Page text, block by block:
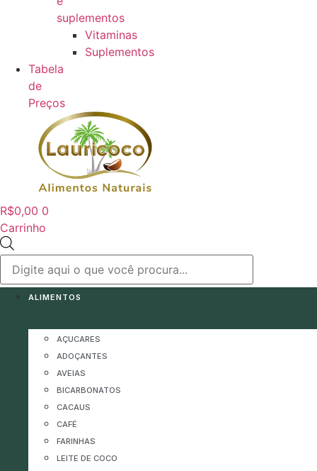
suplementos
Vitaminas
Suplementos
Tabela
de
Preços
R$0,00 0
Carrinho
produtos
ALIMENTOS
AÇUCARES
ADOÇANTES
AVEIAS
BICARBONATOS
CACAUS
CAFÉ
FARINHAS
LEITE DE COCO